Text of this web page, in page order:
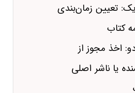
تعیین زمان‌بندی
کتاب
اخذ مجوز از
یا ناشر اصلی